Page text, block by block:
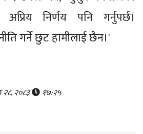
निर्णय पनि गर्नुपर्छ।
गर्ने छुट हामीलाई छैन।'
२८, २०८३ १७:२५